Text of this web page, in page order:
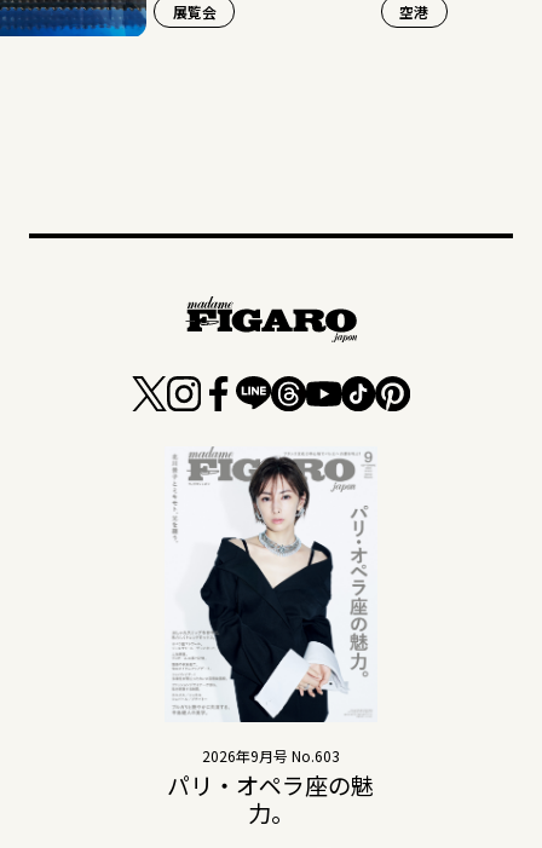
展覧会
2026年9月号 No.603
パリ・オペラ座の魅
力。